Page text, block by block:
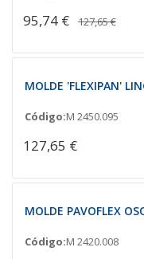
95,74 € 127,65 €
MOLDE 'FLEXIPAN'
Código:M 2450.095
127,65 €
MOLDE PAVOFLEX
Código:M 2420.008